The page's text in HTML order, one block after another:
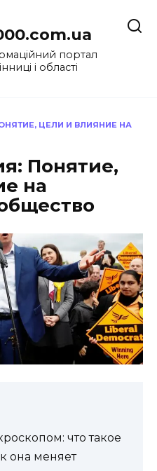
портал
і області
ЦЕЛИ И ВЛИЯНИЕ НА
Понятие,
на
что такое
она меняет